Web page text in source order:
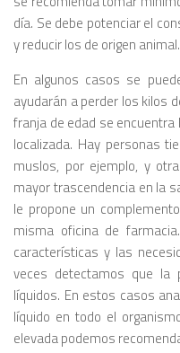
día. Se debe potenciar el
y reducir los de origen animal.
En algunos casos se
ayudarán a perder los kilos
franja de edad se
localizada. Hay personas
muslos, por ejemplo, y
mayor trascendencia en la
le propone un
misma oficina de
características y las
veces detectamos que la
líquidos. En estos casos
líquido en todo el
elevada podemos